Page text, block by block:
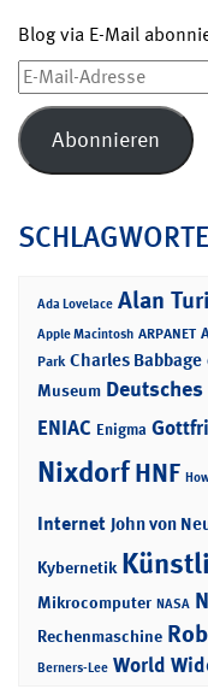
Blog via E-Mail
E-
Mail-
Adresse
Abonnieren
SCHLAGWORTE
Ada Lovelace Alan
Apple Macintosh ARPANET
Park Charles Babbage
Museum
ENIAC Enigma
NixdorfHNF
Internet John von
Kybernetik
Mikrocomputer NASA
Rechenmaschine
Berners-Lee World